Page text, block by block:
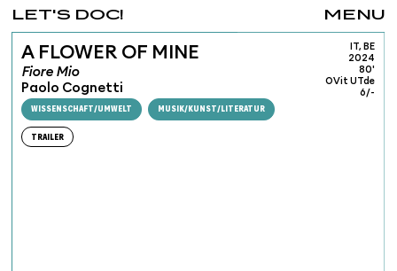
MENU
LET'S DOC!
A FLOWER OF MINE
Fiore Mio
Paolo Cognetti
WISSENSCHAFT/UMWELT MUSIK/KUNST/LITERATUR
TRAILER
IT, BE
2024
80'
OVit UTde
6/-